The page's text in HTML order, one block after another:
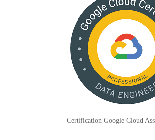
Certification Google Cloud